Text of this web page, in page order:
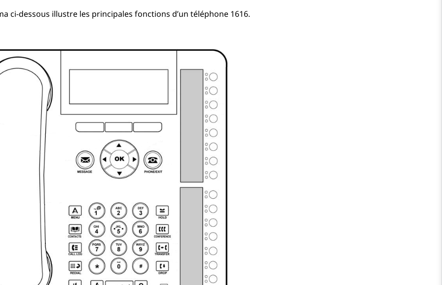
ci-dessous illustre les principales fonctions d’un téléphone 1616.